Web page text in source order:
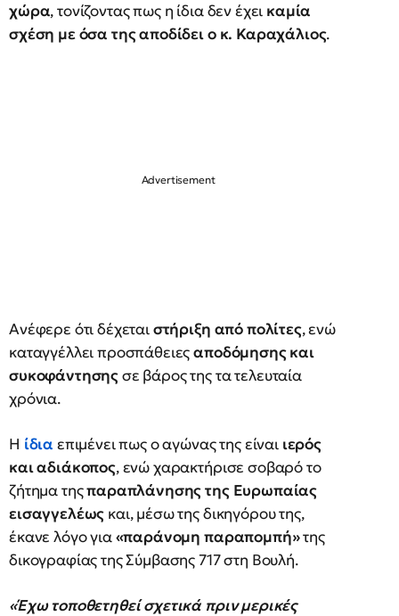
χώρα, τονίζοντας πως η ίδια δεν έχει καμία
σχέση με όσα της αποδίδει ο κ. Καραχάλιος.
Ανέφερε ότι δέχεταιστήριξη από πολίτες, ενώ
καταγγέλλει προσπάθειεςαποδόμησης και
συκοφάντησηςσε βάρος της τα τελευταία
χρόνια.
Η ίδια επιμένει πως ο αγώνας της είναι ιερός
και αδιάκοπος, ενώ χαρακτήρισε σοβαρό το
ζήτημα τηςπαραπλάνησης της Ευρωπαίας
εισαγγελέως και, μέσω της δικηγόρου της,
έκανε λόγο για«παράνομη παραπομπή»της
δικογραφίας της Σύμβασης 717 στη Βουλή.
«Έχω τοποθετηθεί σχετικά πριν μερικές